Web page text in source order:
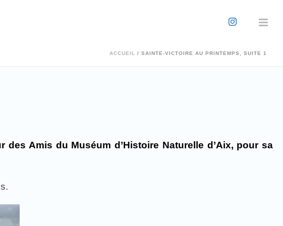
ACCUEIL / SAINTE-VICTOIRE AU PRINTEMPS, SUITE 1
Amis du Muséum d’Histoire Naturelle d’Aix, pour sa